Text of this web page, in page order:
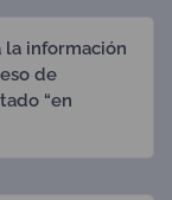
la información
de
“en